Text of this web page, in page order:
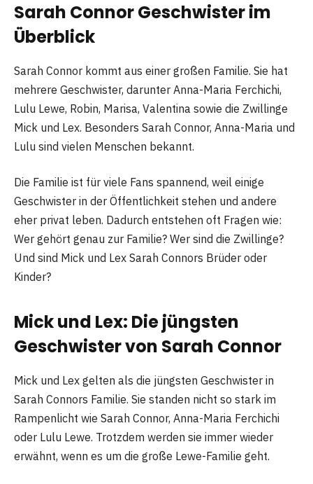
Sarah Connor Geschwister im
Überblick
Sarah Connor kommt aus einer großen Familie. Sie hat
mehrere Geschwister, darunter Anna-Maria Ferchichi,
Lulu Lewe, Robin, Marisa, Valentina sowie die Zwillinge
Mick und Lex. Besonders Sarah Connor, Anna-Maria und
Lulu sind vielen Menschen bekannt.
Die Familie ist für viele Fans spannend, weil einige
Geschwister in der Öffentlichkeit stehen und andere
eher privat leben. Dadurch entstehen oft Fragen wie:
Wer gehört genau zur Familie? Wer sind die Zwillinge?
Und sind Mick und Lex Sarah Connors Brüder oder
Kinder?
Mick und Lex: Die jüngsten
Geschwister von Sarah Connor
Mick und Lex gelten als die jüngsten Geschwister in
Sarah Connors Familie. Sie standen nicht so stark im
Rampenlicht wie Sarah Connor, Anna-Maria Ferchichi
oder Lulu Lewe. Trotzdem werden sie immer wieder
erwähnt, wenn es um die große Lewe-Familie geht.